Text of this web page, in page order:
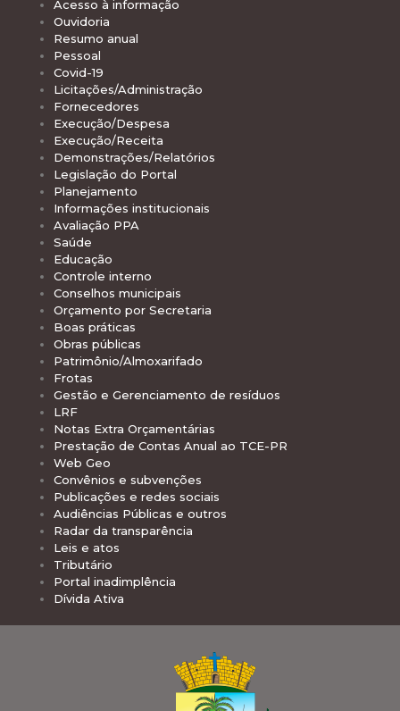
Acesso à informação
Ouvidoria
Resumo anual
Pessoal
Covid-19
Licitações/Administração
Fornecedores
Execução/Despesa
Execução/Receita
Demonstrações/Relatórios
Legislação do Portal
Planejamento
Informações institucionais
Avaliação PPA
Saúde
Educação
Controle interno
Conselhos municipais
Orçamento por Secretaria
Boas práticas
Obras públicas
Patrimônio/Almoxarifado
Frotas
Gestão e Gerenciamento de resíduos
LRF
Notas Extra Orçamentárias
Prestação de Contas Anual ao TCE-PR
Web Geo
Convênios e subvenções
Publicações e redes sociais
Audiências Públicas e outros
Radar da transparência
Leis e atos
Tributário
Portal inadimplência
Dívida Ativa